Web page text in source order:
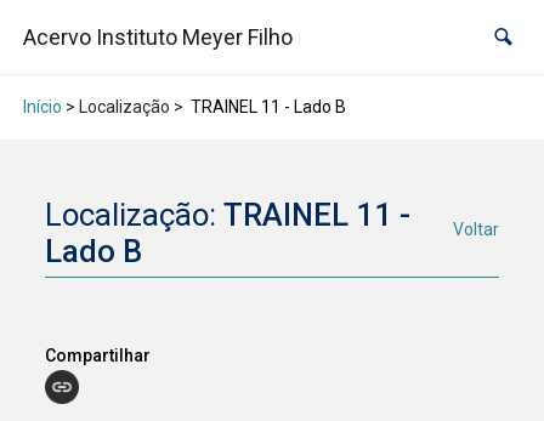
Acervo Instituto Meyer Filho
Início > Localização > TRAINEL 11 - Lado B
Localização:TRAINEL 11 -
Lado B
Voltar
Compartilhar